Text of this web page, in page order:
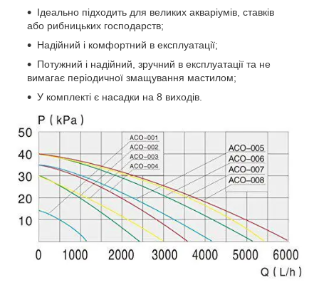
Ідеально підходить для великих акваріумів, ставків
або рибницьких господарств;
Надійний і комфортний в експлуатації;
Потужний і надійний, зручний в експлуатації та не
вимагає періодичної змащування мастилом;
У комплекті є насадки на 8 виходів.